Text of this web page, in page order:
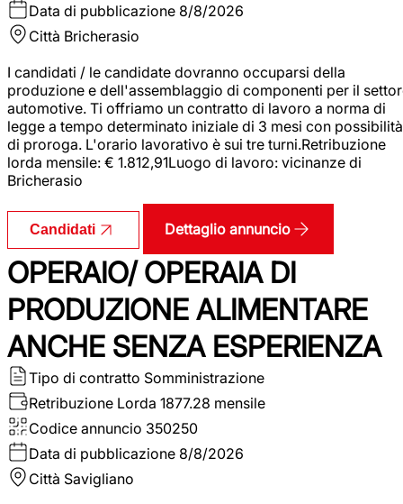
Data di pubblicazione 8/8/2026
Città Bricherasio
I candidati / le candidate dovranno occuparsi della
produzione e dell'assemblaggio di componenti per il
automotive. Ti offriamo un contratto di lavoro a norma di
legge a tempo determinato iniziale di 3 mesi con possibilità
di proroga. L'orario lavorativo è sui tre turni.Retribuzione
lorda mensile: € 1.812,91Luogo di lavoro: vicinanze di
Bricherasio
Candidati Dettaglio annuncio
OPERAIO/ OPERAIA DI
PRODUZIONE ALIMENTARE
ANCHE SENZA ESPERIENZA
Tipo di contratto Somministrazione
Retribuzione Lorda 1877.28 mensile
Codice annuncio 350250
Data di pubblicazione 8/8/2026
Città Savigliano